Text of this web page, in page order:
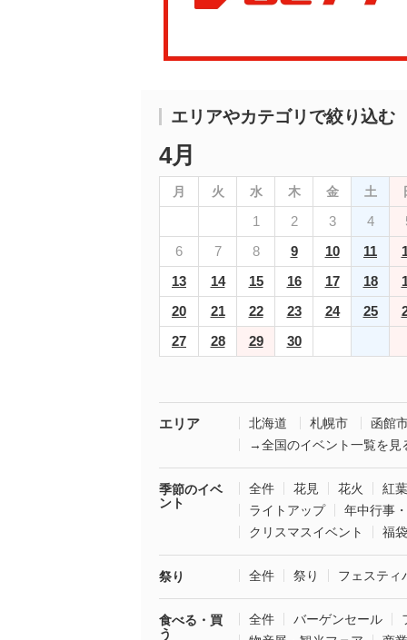
エリアやカテゴリで絞り込む
4月
月 火 水 木 金 土
1 2 3 4
6
7 8 9 10 11
13
14 15 16 17 18
20
21 22 23 24 25
27
28 29 30
エリア 北海道 札幌市
函館
→全国のイベント一覧を見
季節のイベ
ント
全件 花見 花火
紅葉
ライトアップ
年中行事
クリスマスイベント
福
祭り 全件 祭り フェスティ
食べる・買
う
全件 バーゲンセール